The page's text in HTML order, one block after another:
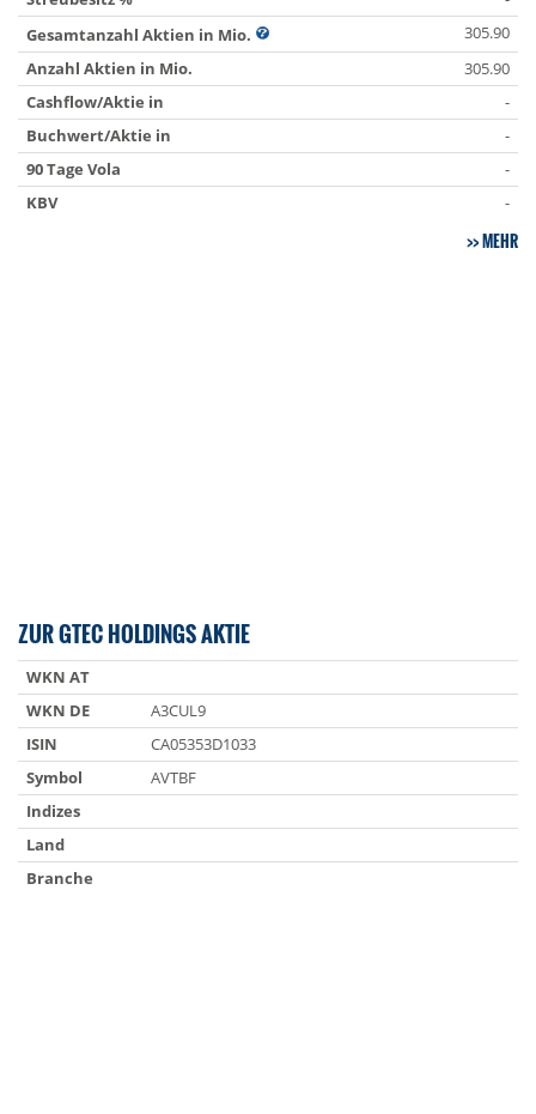
Gesamtanzahl Aktien in Mio.
305.90
Anzahl Aktien in Mio.
305.90
Cashflow/Aktie in
-
Buchwert/Aktie in
-
90 Tage Vola
-
KBV
-
MEHR
ZUR GTEC HOLDINGS AKTIE
WKN AT
WKN DE
A3CUL9
ISIN
CA05353D1033
Symbol
AVTBF
Indizes
Land
Branche